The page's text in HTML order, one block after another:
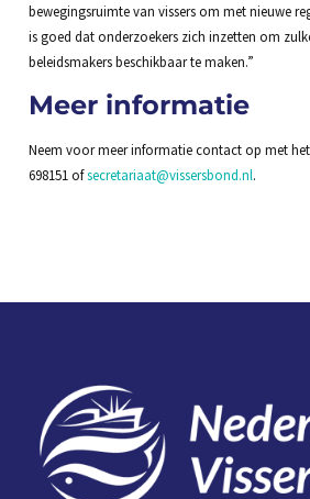
bewegingsruimte van vissers om met nieuwe
is goed dat onderzoekers zich inzetten om
beleidsmakers beschikbaar te maken.”
Meer informatie
Neem voor meer informatie contact op met
698151 ofsecretariaat@vissersbond.nl.